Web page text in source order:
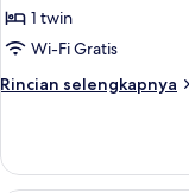
1 twin
Wi-Fi Gratis
Rincian selengkapnya
Rincian
Kamar